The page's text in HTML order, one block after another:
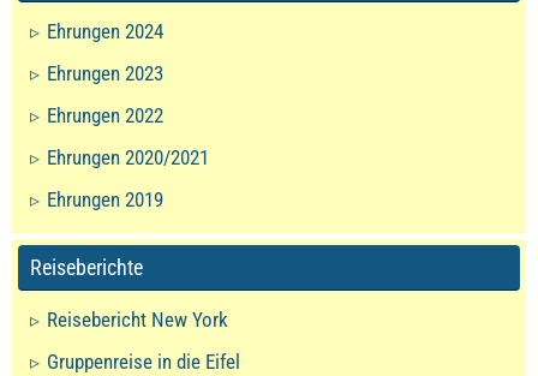
Ehrungen 2024
Ehrungen 2023
Ehrungen 2022
Ehrungen 2020/2021
Ehrungen 2019
Reiseberichte
Reisebericht New York
Gruppenreise in die Eifel